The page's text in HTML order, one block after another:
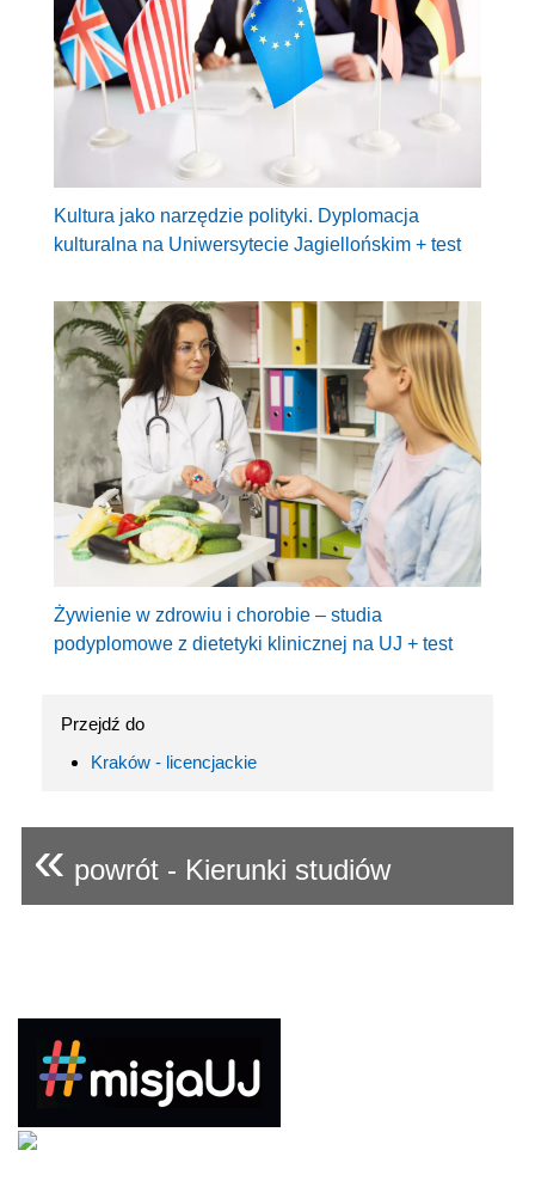
Kultura jako narzędzie polityki. Dyplomacja
kulturalna na Uniwersytecie Jagiellońskim + test
Żywienie w zdrowiu i chorobie – studia
podyplomowe z dietetyki klinicznej na UJ + test
Przejdź do
Kraków - licencjackie
« powrót - Kierunki studiów